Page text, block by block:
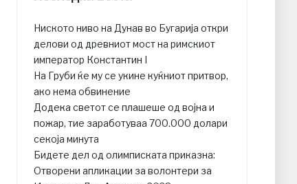
Ниското ниво на Дунав во Бугарија откри
делови од древниот мост на римскиот
император Константин I
На Груби ќе му се укине куќниот притвор,
ако нема обвинение
Додека светот се плашеше од војна и
пожар, тие заработуваа 700.000 долари
секоја минута
Бидете дел од олимписката приказна:
Отворени апликации за волонтери за